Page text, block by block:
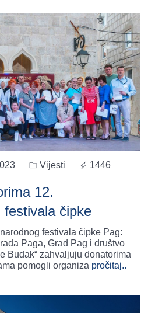
Vijesti 1446
12.
festivala čipke
festivala čipke Pag:
Paga, Grad Pag i društvo
Budak“ zahvaljuju donatorima
pomogli organiza pročitaj..